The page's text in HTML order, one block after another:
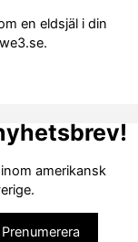
en eldsjäl i din
amerikansk